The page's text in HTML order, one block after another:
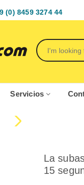
(0) 8459 3274 44
Servicios
La
15